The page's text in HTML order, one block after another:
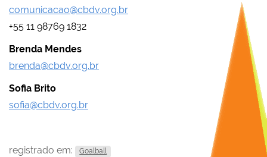
comunicacao@cbdv.org.br
+55 11 98769 1832
Brenda Mendes
brenda@cbdv.org.br
Sofia Brito
sofia@cbdv.org.br
registrado em: Goalball